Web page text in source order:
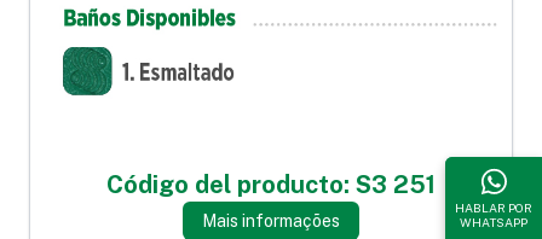
Código del producto: S3 251
Mais informações
HABLAR POR
WHATSAPP